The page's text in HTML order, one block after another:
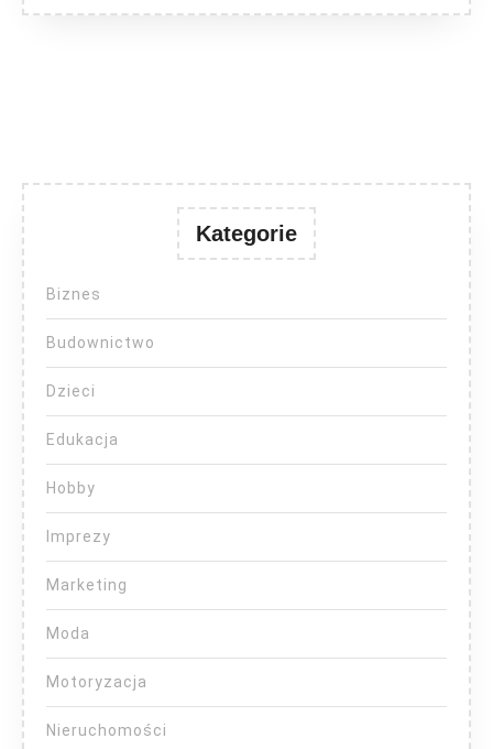
Kategorie
Biznes
Budownictwo
Dzieci
Edukacja
Hobby
Imprezy
Marketing
Moda
Motoryzacja
Nieruchomości